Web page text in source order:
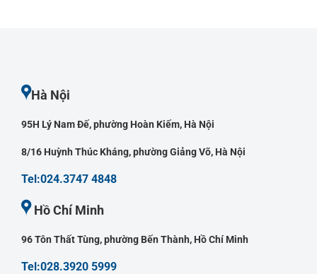
Hà Nội
95H Lý Nam Đế, phường Hoàn Kiếm, Hà Nội
8/16 Huỳnh Thúc Kháng, phường Giảng Võ, Hà Nội
Tel:024.3747 4848
Hồ Chí Minh
96 Tôn Thất Tùng, phường Bến Thành, Hồ Chí Minh
Tel:028.3920 5999